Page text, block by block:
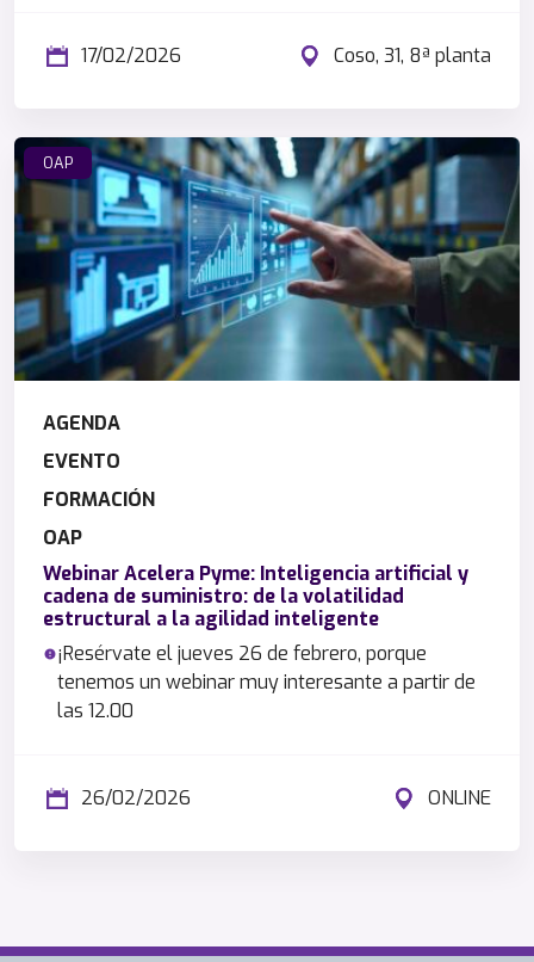
17/02/2026 Coso, 31, 8ª planta
OAP
AGENDA
EVENTO
FORMACIÓN
OAP
Webinar Acelera Pyme: Inteligencia artificial y
cadena de suministro: de la volatilidad
estructural a la agilidad inteligente
¡Resérvate el jueves 26 de febrero, porque
tenemos un webinar muy interesante a partir de
las 12.00
26/02/2026 ONLINE